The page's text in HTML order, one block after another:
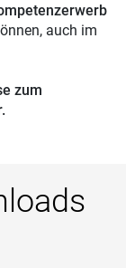
auch im
zum